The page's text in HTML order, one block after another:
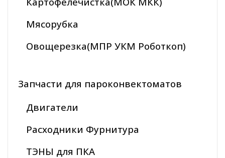
Мясорубка
Овощерезка(МПР УКМ Роботкоп)
Запчасти для пароконвектоматов
Двигатели
Расходники Фурнитура
ТЭНЫ для ПКА